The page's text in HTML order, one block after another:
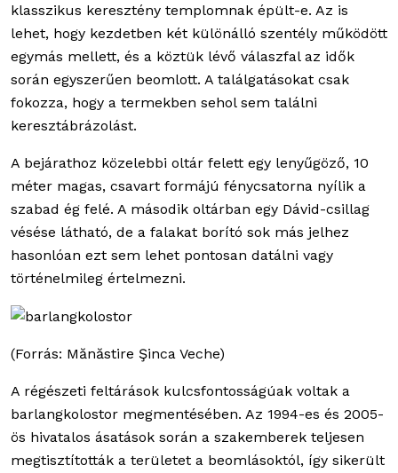
klasszikus keresztény templomnak épült-e. Az is
lehet, hogy kezdetben két különálló szentély működött
egymás mellett, és a köztük lévő válaszfal az idők
során egyszerűen beomlott. A találgatásokat csak
fokozza, hogy a termekben sehol sem találni
keresztábrázolást.
A bejárathoz közelebbi oltár felett egy lenyűgöző, 10
méter magas, csavart formájú fénycsatorna nyílik a
szabad ég felé. A második oltárban egy Dávid-csillag
vésése látható, de a falakat borító sok más jelhez
hasonlóan ezt sem lehet pontosan datálni vagy
történelmileg értelmezni.
(Forrás: Mănăstire Şinca Veche)
A régészeti feltárások kulcsfontosságúak voltak a
barlangkolostor megmentésében. Az 1994-es és 2005-
ös hivatalos ásatások során a szakemberek teljesen
megtisztították a területet a beomlásoktól, így sikerült